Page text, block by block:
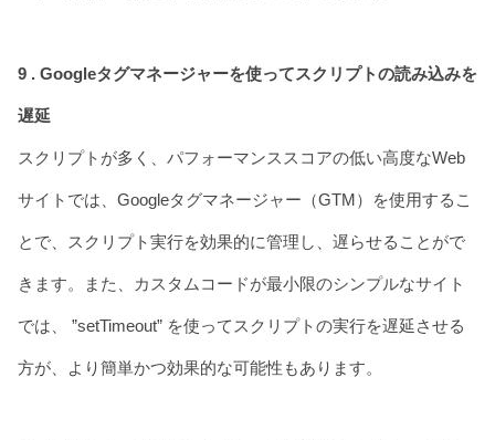
9 . Googleタグマネージャーを使ってスクリプトの読み込みを
遅延
スクリプトが多く、パフォーマンススコアの低い高度なWeb
サイトでは、Googleタグマネージャー（GTM）を使用するこ
とで、スクリプト実行を効果的に管理し、遅らせることがで
きます。また、カスタムコードが最小限のシンプルなサイト
では、 ”setTimeout” を使ってスクリプトの実行を遅延させる
方が、より簡単かつ効果的な可能性もあります。